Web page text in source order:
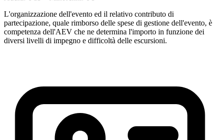
L'organizzazione dell'evento ed il relativo contributo di
partecipazione, quale rimborso delle spese di gestione dell'evento, è
competenza dell'AEV che ne determina l'importo in funzione dei
diversi livelli di impegno e difficoltà delle escursioni.